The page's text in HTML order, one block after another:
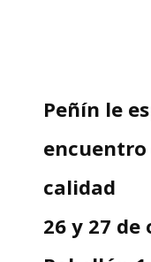
Peñín le
encuentro
calidad
26 y 27 de